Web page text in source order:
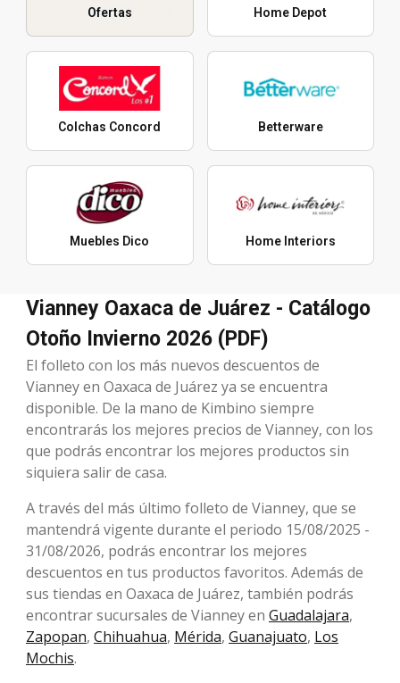
Ofertas Home Depot
Colchas Concord Betterware
Muebles Dico Home Interiors
Vianney Oaxaca de Juárez - Catálogo
Otoño Invierno 2026 (PDF)
El folleto con los más nuevos descuentos de
Vianney en Oaxaca de Juárez ya se encuentra
disponible. De la mano de Kimbino siempre
encontrarás los mejores precios de Vianney, con los
que podrás encontrar los mejores productos sin
siquiera salir de casa.
A través del más último folleto de Vianney, que se
mantendrá vigente durante el periodo 15/08/2025 -
31/08/2026, podrás encontrar los mejores
descuentos en tus productos favoritos. Además de
sus tiendas en Oaxaca de Juárez, también podrás
encontrar sucursales de Vianney en Guadalajara,
Zapopan, Chihuahua, Mérida, Guanajuato, Los
Mochis.